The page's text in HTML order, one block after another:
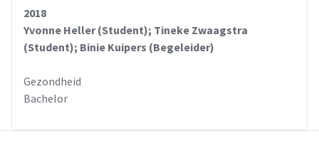
2018
Yvonne Heller (Student); Tineke Zwaagstra
(Student); Binie Kuipers (Begeleider)
Gezondheid
Bachelor